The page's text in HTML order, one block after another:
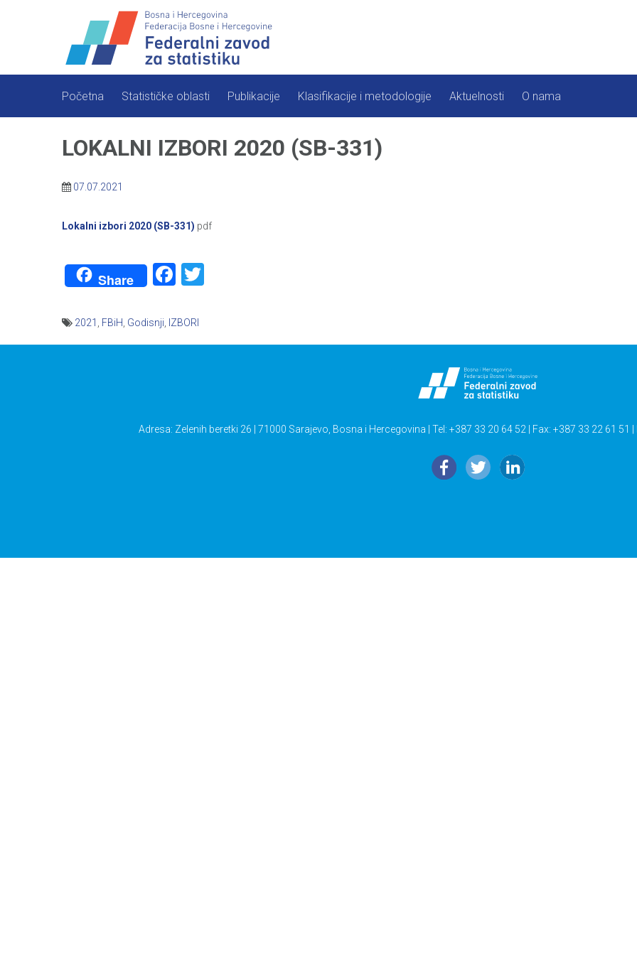
Početna Statističke oblasti Publikacije Klasifikacije i metodologije Aktuelnosti O nama
LOKALNI IZBORI 2020 (SB-331)
07.07.2021
Lokalni izbori 2020 (SB-331) pdf
Share Facebook
2021 FBiH Godisnji IZBORI
Adresa: Zelenih beretki 26 | 71000 Sarajevo, Bosna i Hercegovina | Tel: +387 33 20 64 52 | Fax: +387 33 22 61 51 |